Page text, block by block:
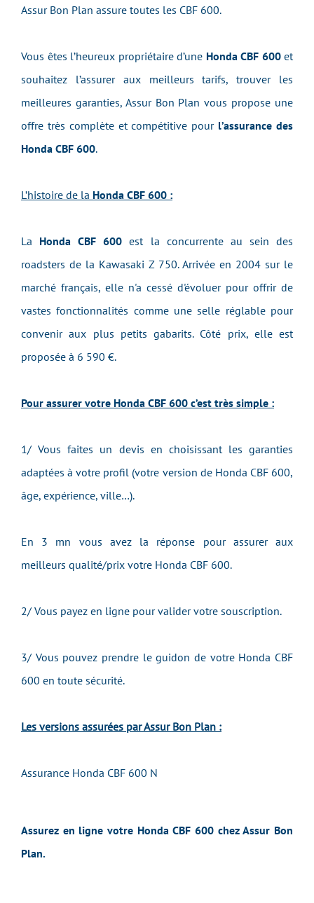
Assur Bon Plan assure toutes les CBF 600.
Vous êtes l’heureux propriétaire d’une Honda CBF 600 et
souhaitez l’assurer aux meilleurs tarifs, trouver les
meilleures garanties, Assur Bon Plan vous propose une
offre très complète et compétitive pour l’assurance des
Honda CBF 600.
L’histoire de la Honda CBF 600 :
La Honda CBF 600est la concurrente au sein des
roadsters de la Kawasaki Z 750. Arrivée en 2004 sur le
marché français, elle n'a cessé d'évoluer pour offrir de
vastes fonctionnalités comme une selle réglable pour
convenir aux plus petits gabarits. Côté prix, elle est
proposée à 6 590 €.
Pour assurer votre Honda CBF 600 c’est très simple :
1/ Vous faites un devis en choisissant les garanties
adaptées à votre profil (votre version de Honda CBF 600,
âge, expérience, ville…).
En 3 mn vous avez la réponse pour assurer aux
meilleurs qualité/prix votre Honda CBF 600.
2/ Vous payez en ligne pour valider votre souscription.
3/ Vous pouvez prendre le guidon de votre Honda CBF
600 en toute sécurité.
Les versions assurées par Assur Bon Plan :
Assurance Honda CBF 600 N
Assurez en ligne votre Honda CBF 600 chez Assur Bon
Plan.